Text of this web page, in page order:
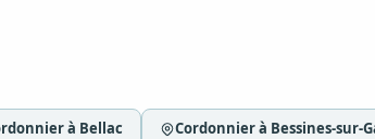
à Bellac Cordonnier à Bessines-sur-